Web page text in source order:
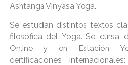
Ashtanga Vinyasa Yoga.
Se estudian distintos textos
filosófica del Yoga. Se cursa
Online y en Estación
certificaciones